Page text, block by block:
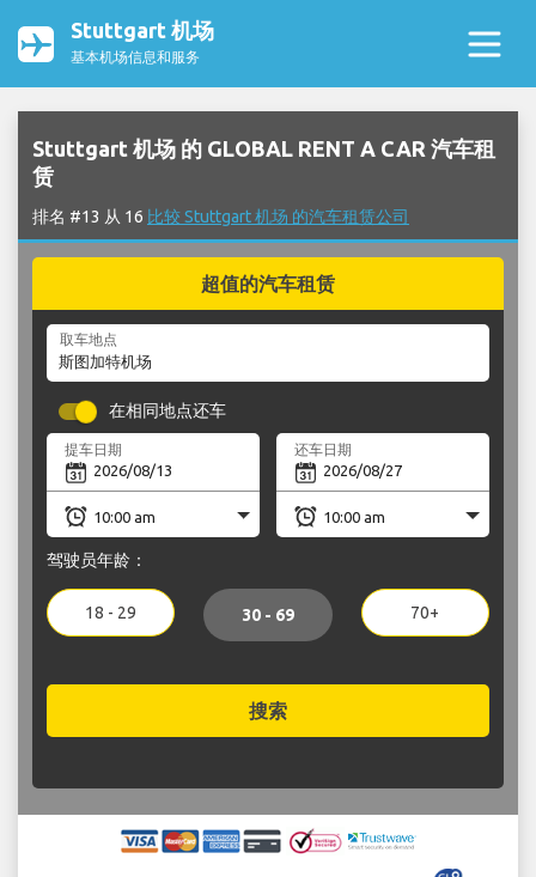
Stuttgart 机场
基本机场信息和服务
Stuttgart 机场 的 GLOBAL RENT A CAR 汽车租
赁
排名 #13 从 16 比较 Stuttgart 机场 的汽车租赁公司
超值的汽车租赁
取车地点
在相同地点还车
提车日期 还车日期
驾驶员年龄：
18 - 29 30 - 69 70+
搜索